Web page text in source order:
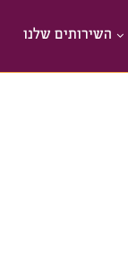
השירותים שלנו